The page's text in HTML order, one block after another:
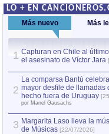
LO + EN
Más nuevo Más
1 Capturan en Chile al
el asesinato de Víctor Jara
2
La comparsa Bantú
mayor desfile de llamadas
hecho fuera de Uruguay
por Manel Gausachs
3 Margarita Laso lleva la
de Músicas [22/07/2026]